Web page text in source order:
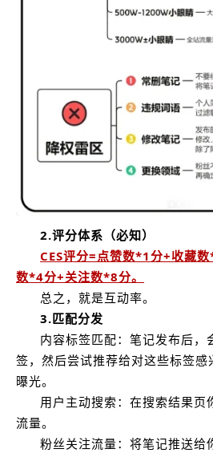
2.评分体系（必知）
CES评分=点赞数*1分+收藏
数*4分+关注数*8分。
总之，就是互动率。
3.匹配分发
内容标签匹配：笔记发布后，
签，然后尝试推荐给对这些标签
曝光。
用户主动搜索：在搜索结果页
流量。
粉丝关注流量：将笔记推送给